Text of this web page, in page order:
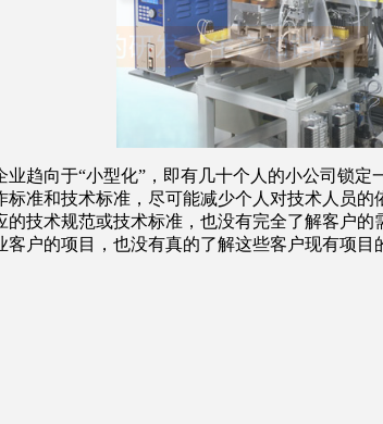
向于“小型化”，即有几十个人的小公司锁定
和技术标准，尽可能减少个人对技术人员的
技术规范或技术标准，也没有完全了解客户的
的项目，也没有真的了解这些客户现有项目